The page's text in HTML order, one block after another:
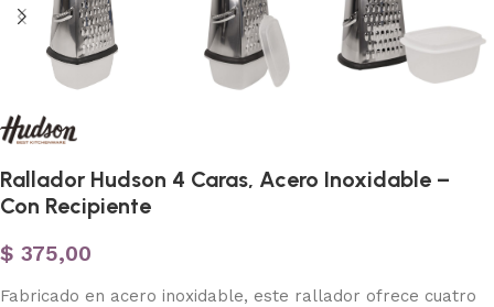
Rallador Hudson 4 Caras, Acero Inoxidable –
Con Recipiente
$ 375,00
Fabricado en acero inoxidable, este rallador ofrece cuatro